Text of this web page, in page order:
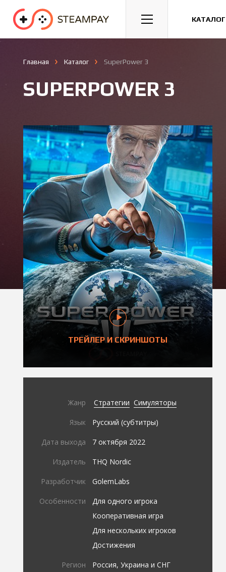
Спорт Гонки Казуальные
Главная Каталог SuperPower 3
SUPERPOWER 3
ТРЕЙЛЕР И СКРИНШОТЫ
Жанр Стратегии Симуляторы
Язык Русский (субтитры)
Дата выхода 7 октября 2022
Издатель THQ Nordic
Разработчик GolemLabs
Особенности
Для одного игрока
Кооперативная игра
Для нескольких игроков
Достижения
Регион Россия, Украина и СНГ